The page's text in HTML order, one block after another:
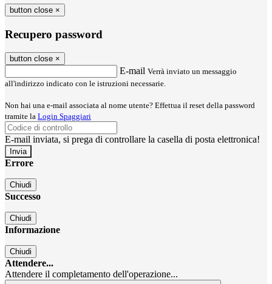
button close ×
Recupero password
button close ×
E-mail Verrà inviato un messaggio
all'indirizzo indicato con le istruzioni necessarie.
Non hai una e-mail associata al nome utente? Effettua il reset della password
tramite la Login Spaggiari
E-mail inviata, si prega di controllare la casella di posta elettronica!
Errore
Chiudi
Successo
Chiudi
Informazione
Chiudi
Attendere...
Attendere il completamento dell'operazione...